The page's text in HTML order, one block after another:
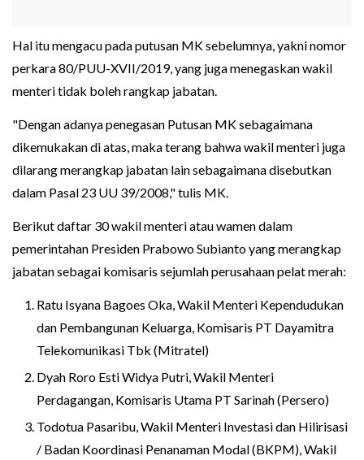
Hal itu mengacu pada putusan MK sebelumnya, yakni nomor
perkara 80/PUU-XVII/2019, yang juga menegaskan wakil
menteri tidak boleh rangkap jabatan.
"Dengan adanya penegasan Putusan MK sebagaimana
dikemukakan di atas, maka terang bahwa wakil menteri juga
dilarang merangkap jabatan lain sebagaimana disebutkan
dalam Pasal 23 UU 39/2008," tulis MK.
Berikut daftar 30 wakil menteri atau wamen dalam
pemerintahan Presiden Prabowo Subianto yang merangkap
jabatan sebagai komisaris sejumlah perusahaan pelat merah:
Ratu Isyana Bagoes Oka, Wakil Menteri Kependudukan
dan Pembangunan Keluarga, Komisaris PT Dayamitra
Telekomunikasi Tbk (Mitratel)
Dyah Roro Esti Widya Putri, Wakil Menteri
Perdagangan, Komisaris Utama PT Sarinah (Persero)
Todotua Pasaribu, Wakil Menteri Investasi dan Hilirisasi
/ Badan Koordinasi Penanaman Modal (BKPM), Wakil